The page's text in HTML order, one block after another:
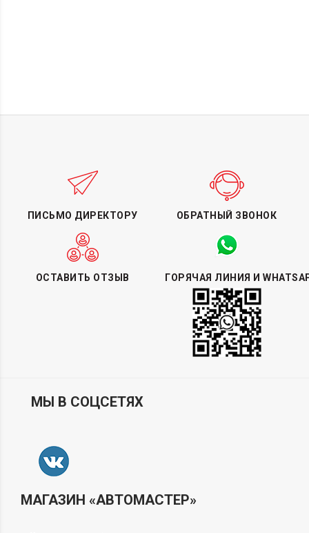
ПИСЬМО ДИРЕКТОРУ ОБРАТНЫЙ ЗВОНОК
ОСТАВИТЬ ОТЗЫВ ГОРЯЧАЯ ЛИНИЯ И
МЫ В СОЦСЕТЯХ
МАГАЗИН «АВТОМАСТЕР»